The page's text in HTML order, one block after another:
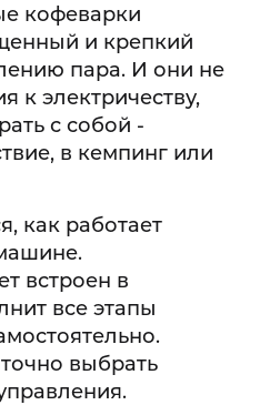
кофеварки
и крепкий
пара. И они не
к электричеству,
с собой -
в кемпинг или
как работает
встроен в
все этапы
выбрать